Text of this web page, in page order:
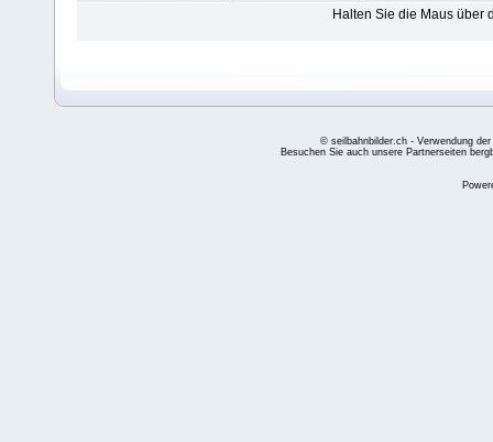
Halten Sie die Maus über
© seilbahnbilder.ch - Verwendung
Besuchen Sie auch unsere Partnerseiten